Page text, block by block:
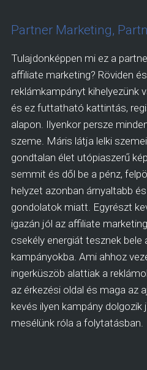
Partner Marketing,
Tulajdonképpen mi ez a
affiliate marketing? Röviden
reklámkampányt kihelyezünk
és ez futtatható kattintás,
alapon. Ilyenkor persze
szeme. Máris látja lelki
gondtalan élet utópiaszerű
semmit és dől be a pénz,
helyzet azonban árnyaltabb
gondolatok miatt. Egyrészt
igazán jól az affiliate
csekély energiát tesznek bele
kampányokba. Ami ahhoz
ingerküszöb alattiak a
az érkezési oldal és maga az
kevés ilyen kampány
mesélünk róla a folytatásban.